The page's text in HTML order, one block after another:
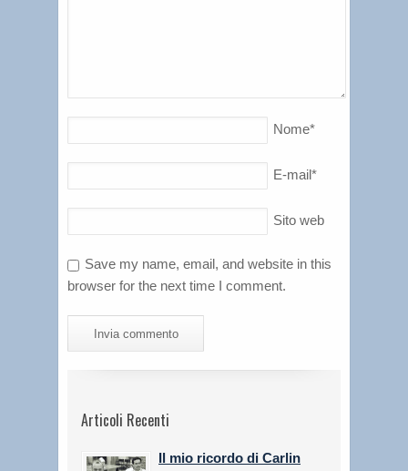
Nome*
E-mail*
Sito web
Save my name, email, and website in this
browser for the next time I comment.
Articoli Recenti
Il mio ricordo di Carlin